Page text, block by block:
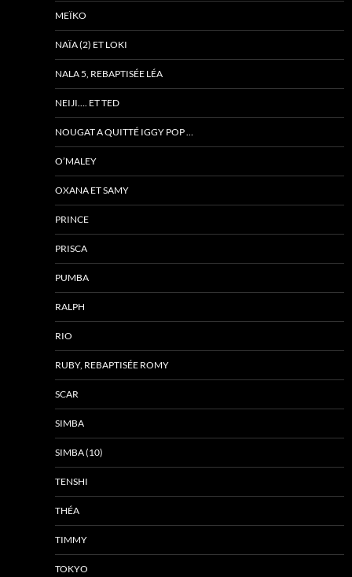
MEÏKO
NAÏA (2) ET LOKI
NALA 5, REBAPTISÉE LÉA
NEIJI…. ET TED
NOUGAT A QUITTÉ IGGY POP …
O’MALEY
OXANA ET SAMY
PRINCE
PRISCA
PUMBA
RALPH
RIO
RUBY, REBAPTISÉE ROMY
SCAR
SIMBA
SIMBA (10)
TENSHI
THÉA
TIMMY
TOKYO